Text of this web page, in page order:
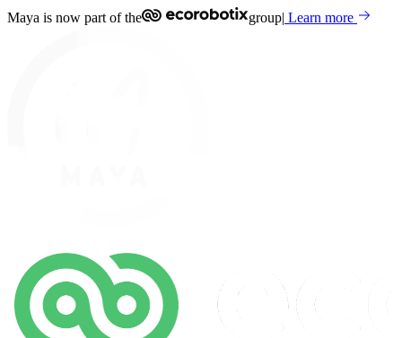
Maya is now part of the group| Learn more